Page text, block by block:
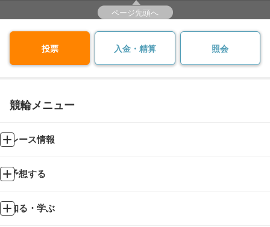
ページ先頭へ
投票 入金・精算 照会
競輪メニュー
レース情報
予想する
知る・学ぶ